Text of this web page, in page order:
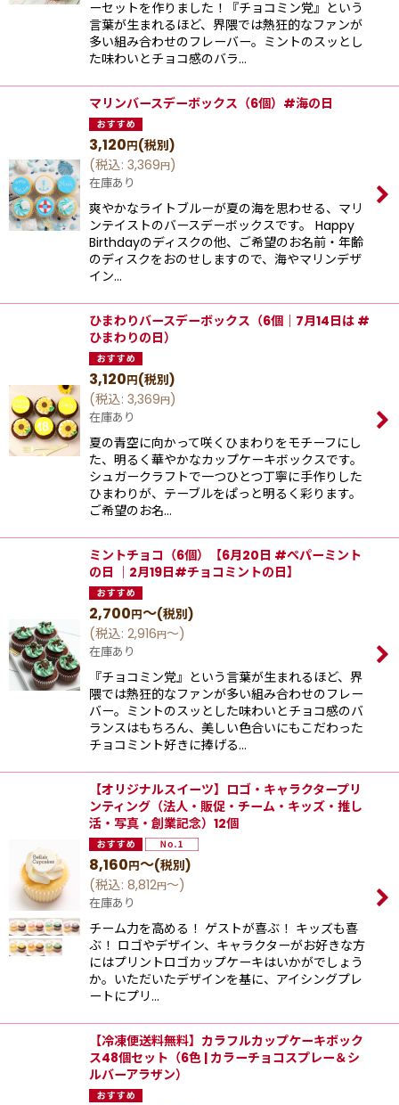
ーセットを作りました！『チョコミン党』という
⾔葉が⽣まれるほど、界隈では熱狂的なファンが
多い組み合わせのフレーバー。ミントのスッとし
た味わいとチョコ感のバラ…
マリンバースデーボックス（6個）#海の日
3,120円(税別)
(税込: 3,369円)
在庫あり
爽やかなライトブルーが夏の海を思わせる、マリ
ンテイストのバースデーボックスです。 Happy
Birthdayのディスクの他、ご希望のお名前・年齢
のディスクをおのせしますので、海やマリンデザ
イン…
ひまわりバースデーボックス（6個｜7月14日は #
ひまわりの日）
3,120円(税別)
(税込: 3,369円)
在庫あり
夏の青空に向かって咲くひまわりをモチーフにし
た、明るく華やかなカップケーキボックスです。
シュガークラフトで一つひとつ丁寧に手作りした
ひまわりが、テーブルをぱっと明るく彩ります。
ご希望のお名…
ミントチョコ（6個）【6月20日 #ペパーミント
の日 ｜2月19日#チョコミントの日】
2,700円～(税別)
(税込: 2,916円～)
在庫あり
『チョコミン党』という⾔葉が⽣まれるほど、界
隈では熱狂的なファンが多い組み合わせのフレー
バー。ミントのスッとした味わいとチョコ感のバ
ランスはもちろん、美しい⾊合いにもこだわった
チョコミント好きに捧げる…
【オリジナルスイーツ】ロゴ・キャラクタープリ
ンティング（法人・販促・チーム・キッズ・推し
活・写真・創業記念）12個
8,160円～(税別)
(税込: 8,812円～)
在庫あり
チーム力を高める！ ゲストが喜ぶ！ キッズも喜
ぶ！ ロゴやデザイン、キャラクターがお好きな方
にはプリントロゴカップケーキはいかがでしょう
か。いただいたデザインを基に、アイシングプレ
ートにプリ…
【冷凍便送料無料】カラフルカップケーキボック
ス48個セット（6色 | カラーチョコスプレー＆シ
ルバーアラザン）